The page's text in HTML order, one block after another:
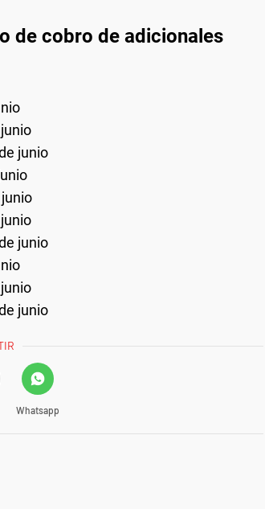
de cobro de adicionales
junio
junio
junio
Whatsapp